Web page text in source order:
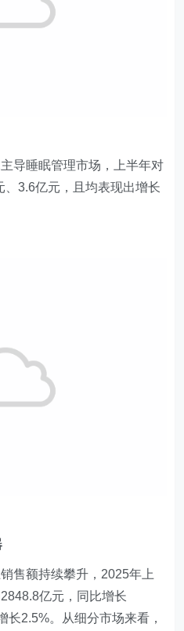
主导睡眠管理市场，上半年对
3.6亿元，且均表现出增长
售额持续攀升，2025年上
亿元，同比增长
长2.5%。从细分市场来看，